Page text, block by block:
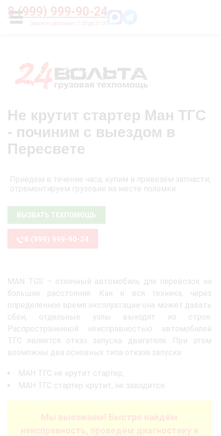
8 (999) 999-90-24
УСЛУГИ
Главная О нас Цены
Не крутит стартер Ман ТГС
- починим с выездом в
Пересвете
Приедем в течение часа, купим и привезём запчасти,
отремонтируем грузовик на месте поломки
ВЫЗВАТЬ ТЕХПОМОЩЬ
8 (999) 999-90-24
MAN TGS – отличный автомобиль для перевозок на
большие расстояния. Как и вся техника, через
определенное время эксплуатации она может давать
сбои, отдельные узлы выходят из строя.
Распространенной неисправностью автомобилей
ТГС является отказ запуска двигателя. При этом
возможны два основных типа отказа запуска:
МАН ТГС не крутит стартер;
МАН ТГС стартер крутит, не заводится.
Мы выезжаем! Быстро найдём
неисправность, проведём диагностику и